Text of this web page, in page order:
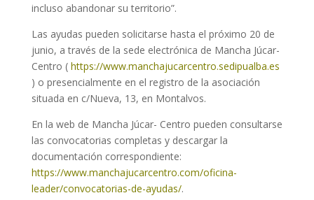
incluso abandonar su territorio”.
Las ayudas pueden solicitarse hasta el próximo 20 de
junio, a través de la sede electrónica de Mancha Júcar-
Centro ( https://www.manchajucarcentro.sedipualba.es
) o presencialmente en el registro de la asociación
situada en c/Nueva, 13, en Montalvos.
En la web de Mancha Júcar- Centro pueden consultarse
las convocatorias completas y descargar la
documentación correspondiente:
https://www.manchajucarcentro.com/oficina-
leader/convocatorias-de-ayudas/.